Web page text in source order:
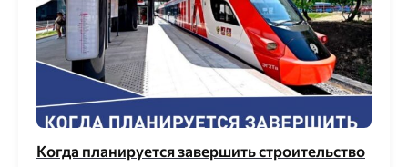
Когда планируется завершить строительство